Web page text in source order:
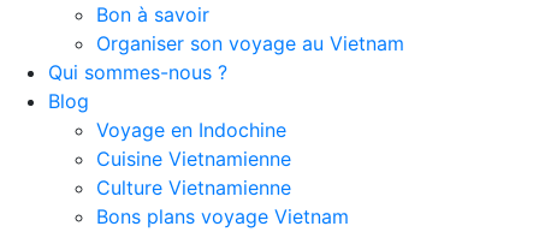
Bon à savoir
Organiser son voyage au Vietnam
Qui sommes-nous ?
Blog
Voyage en Indochine
Cuisine Vietnamienne
Culture Vietnamienne
Bons plans voyage Vietnam